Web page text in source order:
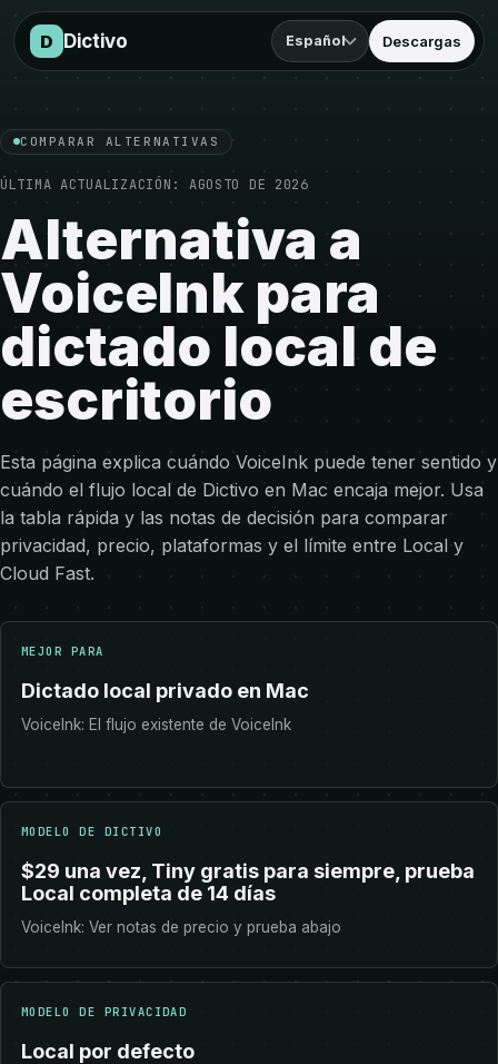
Saltar a la comparación
D Dictivo Español Descargas
COMPARAR ALTERNATIVAS
ÚLTIMA ACTUALIZACIÓN: AGOSTO DE 2026
Alternativa a
VoiceInk para
dictado local de
escritorio
Esta página explica cuándo VoiceInk puede tener sentido y
cuándo el flujo local de Dictivo en Mac encaja mejor. Usa
la tabla rápida y las notas de decisión para comparar
privacidad, precio, plataformas y el límite entre Local y
Cloud Fast.
MEJOR PARA
Dictado local privado en Mac
VoiceInk: El flujo existente de VoiceInk
MODELO DE DICTIVO
$29 una vez, Tiny gratis para siempre, prueba
Local completa de 14 días
VoiceInk: Ver notas de precio y prueba abajo
MODELO DE PRIVACIDAD
Local por defecto